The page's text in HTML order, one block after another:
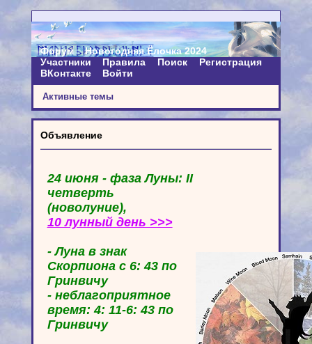
Форум
Новогодняя Ёлочка 2024
Участники
Правила Поиск
Регистрация
ВКонтакте
Войти
Активные темы
Объявление
24 июня - фаза Луны: II
четверть
(новолуние),
10 лунный день >>>
- Луна в знак
Скорпиона с 6: 43 по
Гринвичу
- неблагоприятное
время: 4: 11-6: 43 по
Гринвичу